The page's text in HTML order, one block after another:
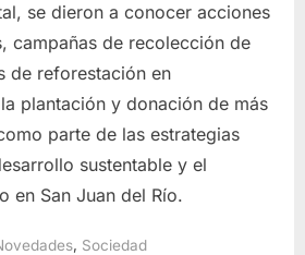
se dieron a conocer acciones
campañas de recolección de
de reforestación en
plantación y donación de más
parte de las estrategias
sustentable y el
en San Juan del Río.
, Sociedad